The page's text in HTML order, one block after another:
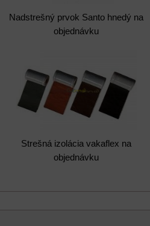
Nadstrešný prvok Santo hnedý na
objednávku
Strešná izolácia vakaflex na
objednávku